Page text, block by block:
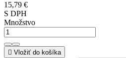
15,79 €
S DPH
Množstvo
 Vložiť do košíka